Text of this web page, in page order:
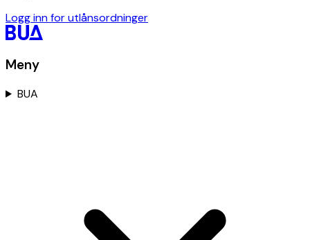
Logg inn for utlånsordninger
Meny
BUA